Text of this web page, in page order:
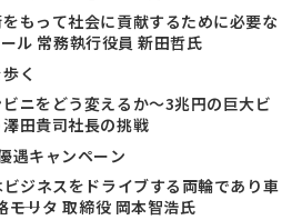
もって社会に貢献するために必要な
ール 常務執行役員 新田哲氏
く
ニをどう変えるか～3兆円の巨大ビ
田貴司社長の挑戦
遇キャンペーン
ジネスをドライブする両輪であり車
モリタ 取締役 岡本智浩氏